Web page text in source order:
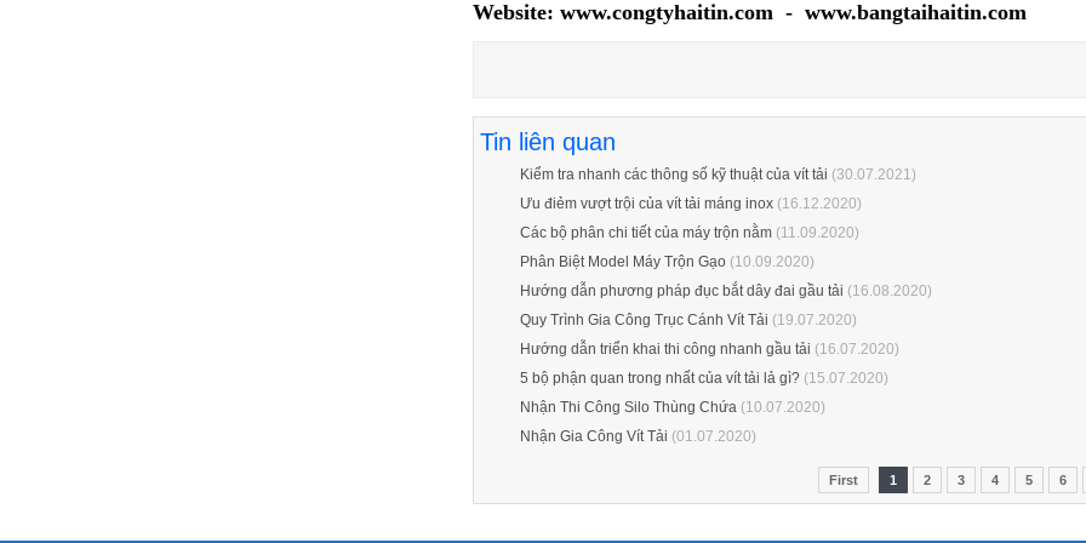
Website: www.congtyhaitin.com - www.bangtaihaitin.com
Tin liên quan
Kiểm tra nhanh các thông số kỹ thuật của vít tải (30.07.2021)
Ưu điẻm vượt trội của vít tải máng inox (16.12.2020)
Các bộ phân chi tiết của máy trộn nằm (11.09.2020)
Phân Biệt Model Máy Trộn Gạo (10.09.2020)
Hướng dẫn phương pháp đục bắt dây đai gầu tải (16.08.2020)
Quy Trình Gia Công Trục Cánh Vít Tải (19.07.2020)
Hướng dẫn triển khai thi công nhanh gầu tải (16.07.2020)
5 bộ phận quan trong nhất của vít tải lả gì? (15.07.2020)
Nhận Thi Công Silo Thùng Chứa (10.07.2020)
Nhận Gia Công Vít Tải (01.07.2020)
First 1 2 3 4 5 6